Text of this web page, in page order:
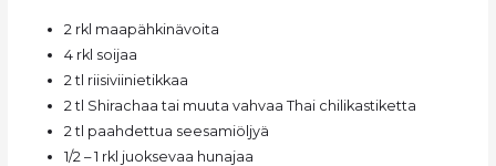
2 rkl maapähkinävoita
4 rkl soijaa
2 tl riisiviinietikkaa
2 tl Shirachaa tai muuta vahvaa Thai chilikastiketta
2 tl paahdettua seesamiöljyä
1/2 – 1 rkl juoksevaa hunajaa